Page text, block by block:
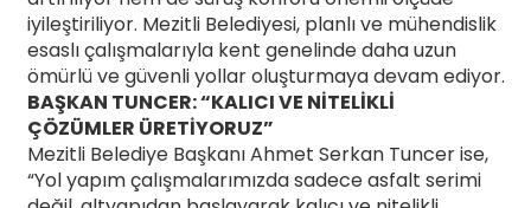
iyileştiriliyor. Mezitli Belediyesi, planlı ve mühendislik
esaslı çalışmalarıyla kent genelinde daha uzun
ömürlü ve güvenli yollar oluşturmaya devam ediyor.
BAŞKAN TUNCER: “KALICI VE NİTELİKLİ
ÇÖZÜMLER ÜRETİYORUZ”
Mezitli Belediye Başkanı Ahmet Serkan Tuncer ise,
“Yol yapım çalışmalarımızda sadece asfalt serimi